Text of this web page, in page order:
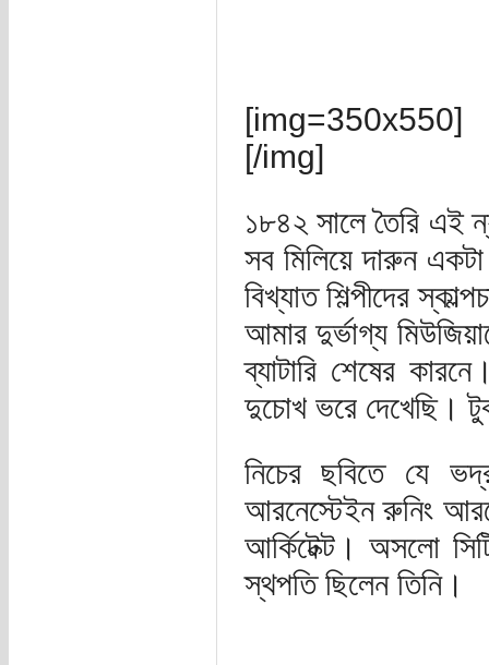
[img=350x550]
[/img]
১৮৪২ সালে তৈরি এই
সব মিলিয়ে দারুন
বিখ্যাত শিল্পীদের
আমার দুর্ভাগ্য
ব্যাটারি শেষের
দুচোখ ভরে দেখেছি।
নিচের ছবিতে যে
আরনেস্টেইন রুনিং
আর্কিটেক্ট। অসলো
স্থপতি ছিলেন তিনি।